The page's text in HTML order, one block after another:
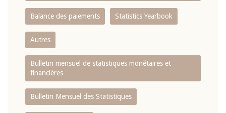
Balance des paiements Statistics Yearbook
Autres
Bulletin mensuel de statistiques monétaires et
financières
Bulletin Mensuel des Statistiques